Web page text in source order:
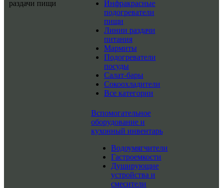
Инфракрасные
подогреватели
пищи
Линии раздачи
питания
Мармиты
Подогреватели
посуды
Салат-бары
Сокоохладители
Все категории
Вспомогательное
оборудование и
кухонный инвентарь
Водоумягчители
Гастроемкости
Душирующие
устройства и
смесители